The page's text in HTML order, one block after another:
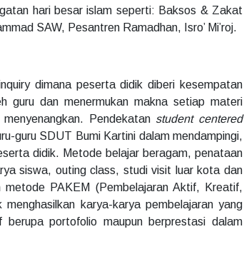
hari besar islam seperti: Baksos & Zakat
SAW, Pesantren Ramadhan, Isro’ Mi’roj.
dimana peserta didik diberi kesempatan
guru dan menermukan makna setiap materi
Pendekatan student centered
guru SDUT Bumi Kartini dalam mendampingi,
didik. Metode belajar beragam, penataan
siswa, outing class, studi visit luar kota dan
PAKEM (Pembelajaran Aktif, Kreatif,
karya-karya pembelajaran yang
berupa portofolio maupun berprestasi dalam